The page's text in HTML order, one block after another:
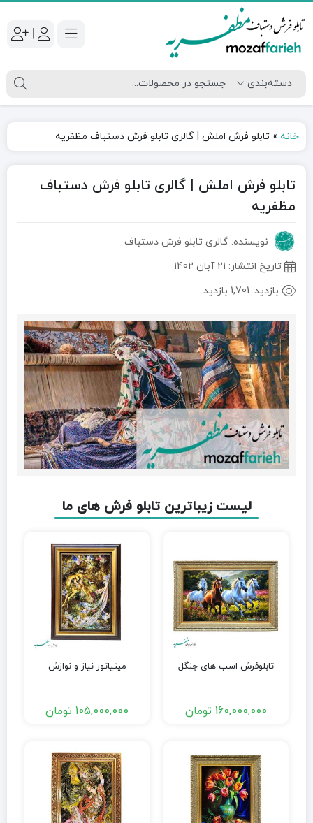
|
خانه » تابلو فرش املش | گالری تابلو فرش دستباف مظفریه
تابلو فرش املش | گالری تابلو فرش دستباف
مظفریه
نویسنده: گالری تابلو فرش دستباف
تاریخ انتشار: 21 آبان 1402
بازدید: 1,701 بازدید
لیست زیباترین تابلو فرش های ما
تابلوفرش اسب های جنگل
160,000,000 تومان
مینیاتور نیاز و نوازش
105,000,000 تومان